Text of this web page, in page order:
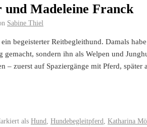
Madeleine Franck
Sabine Thiel
begeisterter Reitbegleithund. Damals
gemacht, sondern ihn als Welpen und
– zuerst auf Spaziergänge mit Pferd, später
als Hund, Hundebegleitpferd, Katharina